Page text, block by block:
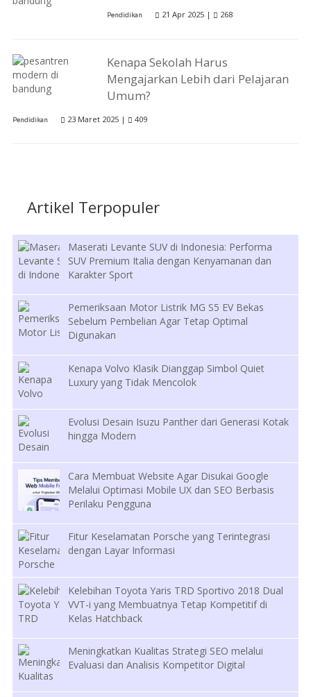
Pendidikan 21 Apr 2025 | 268
Kenapa Sekolah Harus
Mengajarkan Lebih dari Pelajaran
Umum?
Pendidikan 23 Maret 2025 | 409
Artikel Terpopuler
Maserati Levante SUV di Indonesia: Performa
SUV Premium Italia dengan Kenyamanan dan
Karakter Sport
Pemeriksaan Motor Listrik MG S5 EV Bekas
Sebelum Pembelian Agar Tetap Optimal
Digunakan
Kenapa Volvo Klasik Dianggap Simbol Quiet
Luxury yang Tidak Mencolok
Evolusi Desain Isuzu Panther dari Generasi Kotak
hingga Modern
Cara Membuat Website Agar Disukai Google
Melalui Optimasi Mobile UX dan SEO Berbasis
Perilaku Pengguna
Fitur Keselamatan Porsche yang Terintegrasi
dengan Layar Informasi
Kelebihan Toyota Yaris TRD Sportivo 2018 Dual
VVT-i yang Membuatnya Tetap Kompetitif di
Kelas Hatchback
Meningkatkan Kualitas Strategi SEO melalui
Evaluasi dan Analisis Kompetitor Digital